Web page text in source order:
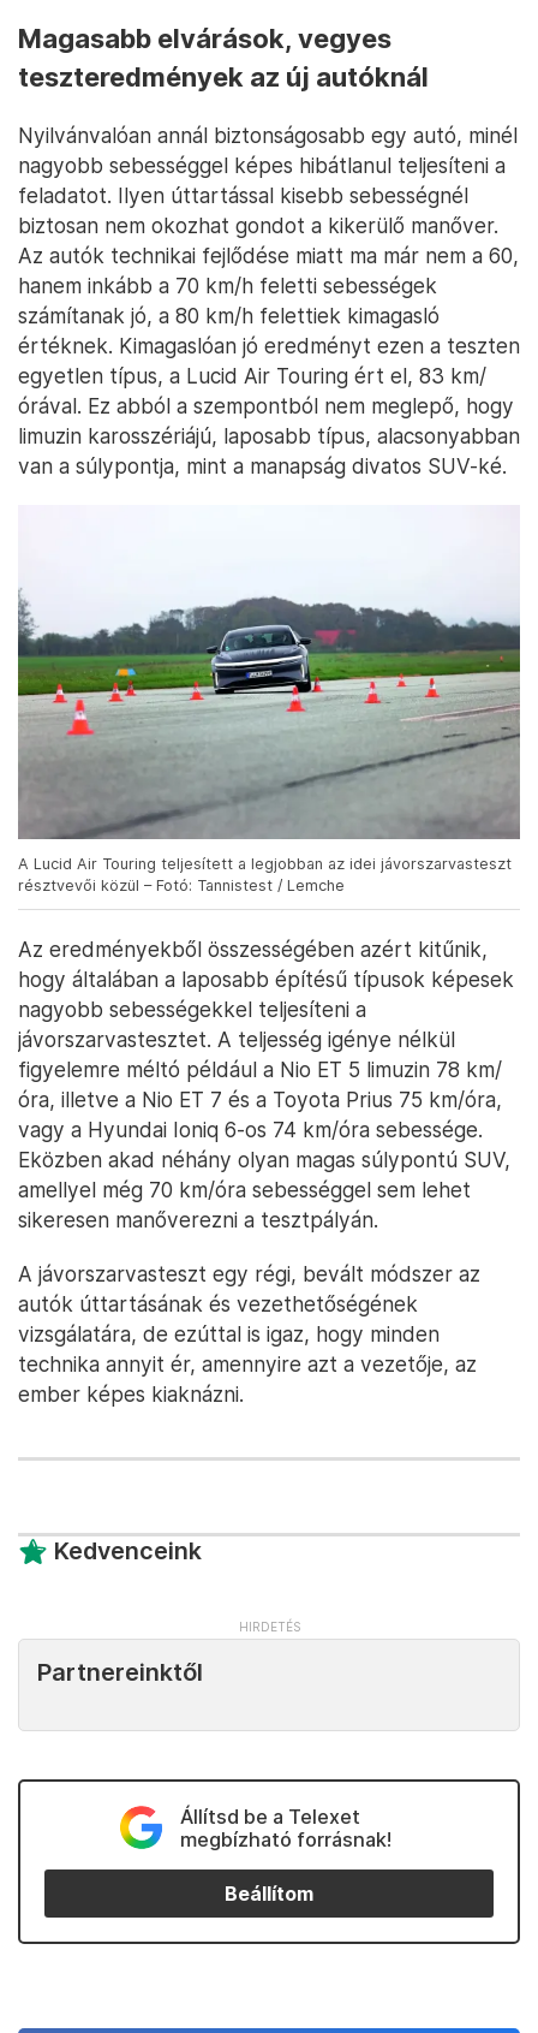
Magasabb elvárások, vegyes
teszteredmények az új autóknál
Nyilvánvalóan annál biztonságosabb egy autó, minél
nagyobb sebességgel képes hibátlanul teljesíteni a
feladatot. Ilyen úttartással kisebb sebességnél
biztosan nem okozhat gondot a kikerülő manőver.
Az autók technikai fejlődése miatt ma már nem a 60,
hanem inkább a 70 km/h feletti sebességek
számítanak jó, a 80 km/h felettiek kimagasló
értéknek. Kimagaslóan jó eredményt ezen a teszten
egyetlen típus, a Lucid Air Touring ért el, 83 km/
órával. Ez abból a szempontból nem meglepő, hogy
limuzin karosszériájú, laposabb típus, alacsonyabban
van a súlypontja, mint a manapság divatos SUV-ké.
A Lucid Air Touring teljesített a legjobban az idei jávorszarvasteszt
résztvevői közül – Fotó: Tannistest / Lemche
Az eredményekből összességében azért kitűnik,
hogy általában a laposabb építésű típusok képesek
nagyobb sebességekkel teljesíteni a
jávorszarvastesztet. A teljesség igénye nélkül
figyelemre méltó például a Nio ET 5 limuzin 78 km/
óra, illetve a Nio ET 7 és a Toyota Prius 75 km/óra,
vagy a Hyundai Ioniq 6-os 74 km/óra sebessége.
Eközben akad néhány olyan magas súlypontú SUV,
amellyel még 70 km/óra sebességgel sem lehet
sikeresen manőverezni a tesztpályán.
A jávorszarvasteszt egy régi, bevált módszer az
autók úttartásának és vezethetőségének
vizsgálatára, de ezúttal is igaz, hogy minden
technika annyit ér, amennyire azt a vezetője, az
ember képes kiaknázni.
Kedvenceink
Partnereinktől
Állítsd be a Telexet
megbízható forrásnak!
Beállítom